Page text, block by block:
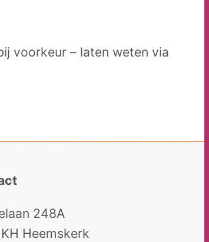
voorkeur – laten weten via
248A
Heemskerk